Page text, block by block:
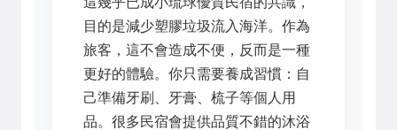
目的是減少塑膠垃圾流入海洋。作為
旅客，這不會造成不便，反而是一種
更好的體驗。你只需要養成習慣：自
己準備牙刷、牙膏、梳子等個人用
品。很多民宿會提供品質不錯的沐浴